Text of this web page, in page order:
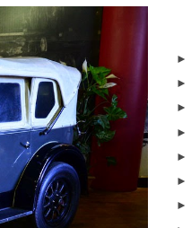
►
►
►
►
►
►
►